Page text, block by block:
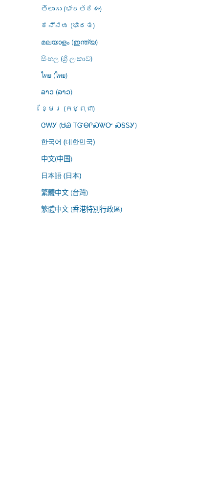
తెలుగు (భారతదేశం)
ಕನ್ನಡ (ಭಾರತ)
മലയാളം (ഇന്ത്യ)
සිංහල (ශ්‍රී ලංකාව)
ไทย (ไทย)
ລາວ (ລາວ)
ខ្មែរ (កម្ពុជា)
ᏣᎳᎩ (ᏌᏊ ᎢᏳᎾᎵᏍᏔᏅ ᏍᎦᏚᎩ)
한국어 (대한민국)
中文(中国)
日本語 (日本)
繁體中文 (台灣)
繁體中文 (香港特別行政區)